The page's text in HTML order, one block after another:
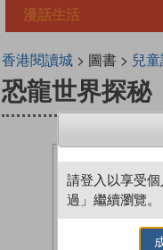
漫話生活
香港閱讀城> 圖書 > 兒
恐龍世界探秘
請登入以享受
過」繼續瀏覽。